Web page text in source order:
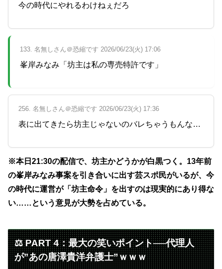
今の時代にやれるわけねぇだろ
133. 名無しさん＠恐縮です 2026/06/23(火) 17:06
峯岸みなみ「坊主は私の専売特許です」
256. 名無しさん＠恐縮です 2026/06/23(火) 17:36
表に出てきたら坊主じゃないのバレちゃうもんな…
※本日21:30の配信で、坊主かどうかが白黒つく。13年前
の峯岸みなみ事案を引き合いに出す芸スポ民がいるが、今
の時代に運営が「坊主命令」を出すのは現実的にあり得な
い……という意見が大勢を占めている。
⚖️ PART 4：最大の笑いポイント──代理人
が”あの唐澤貴洋弁護士”ｗｗｗ